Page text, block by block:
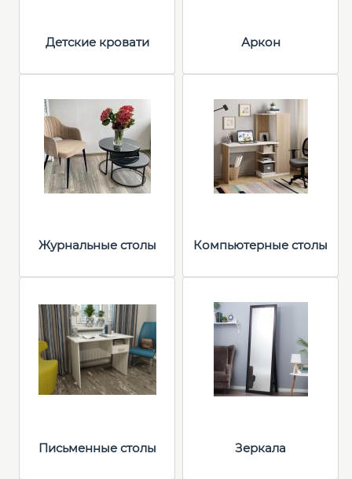
Детские кровати Аркон
Журнальные столы Компьютерные столы
Письменные столы Зеркала